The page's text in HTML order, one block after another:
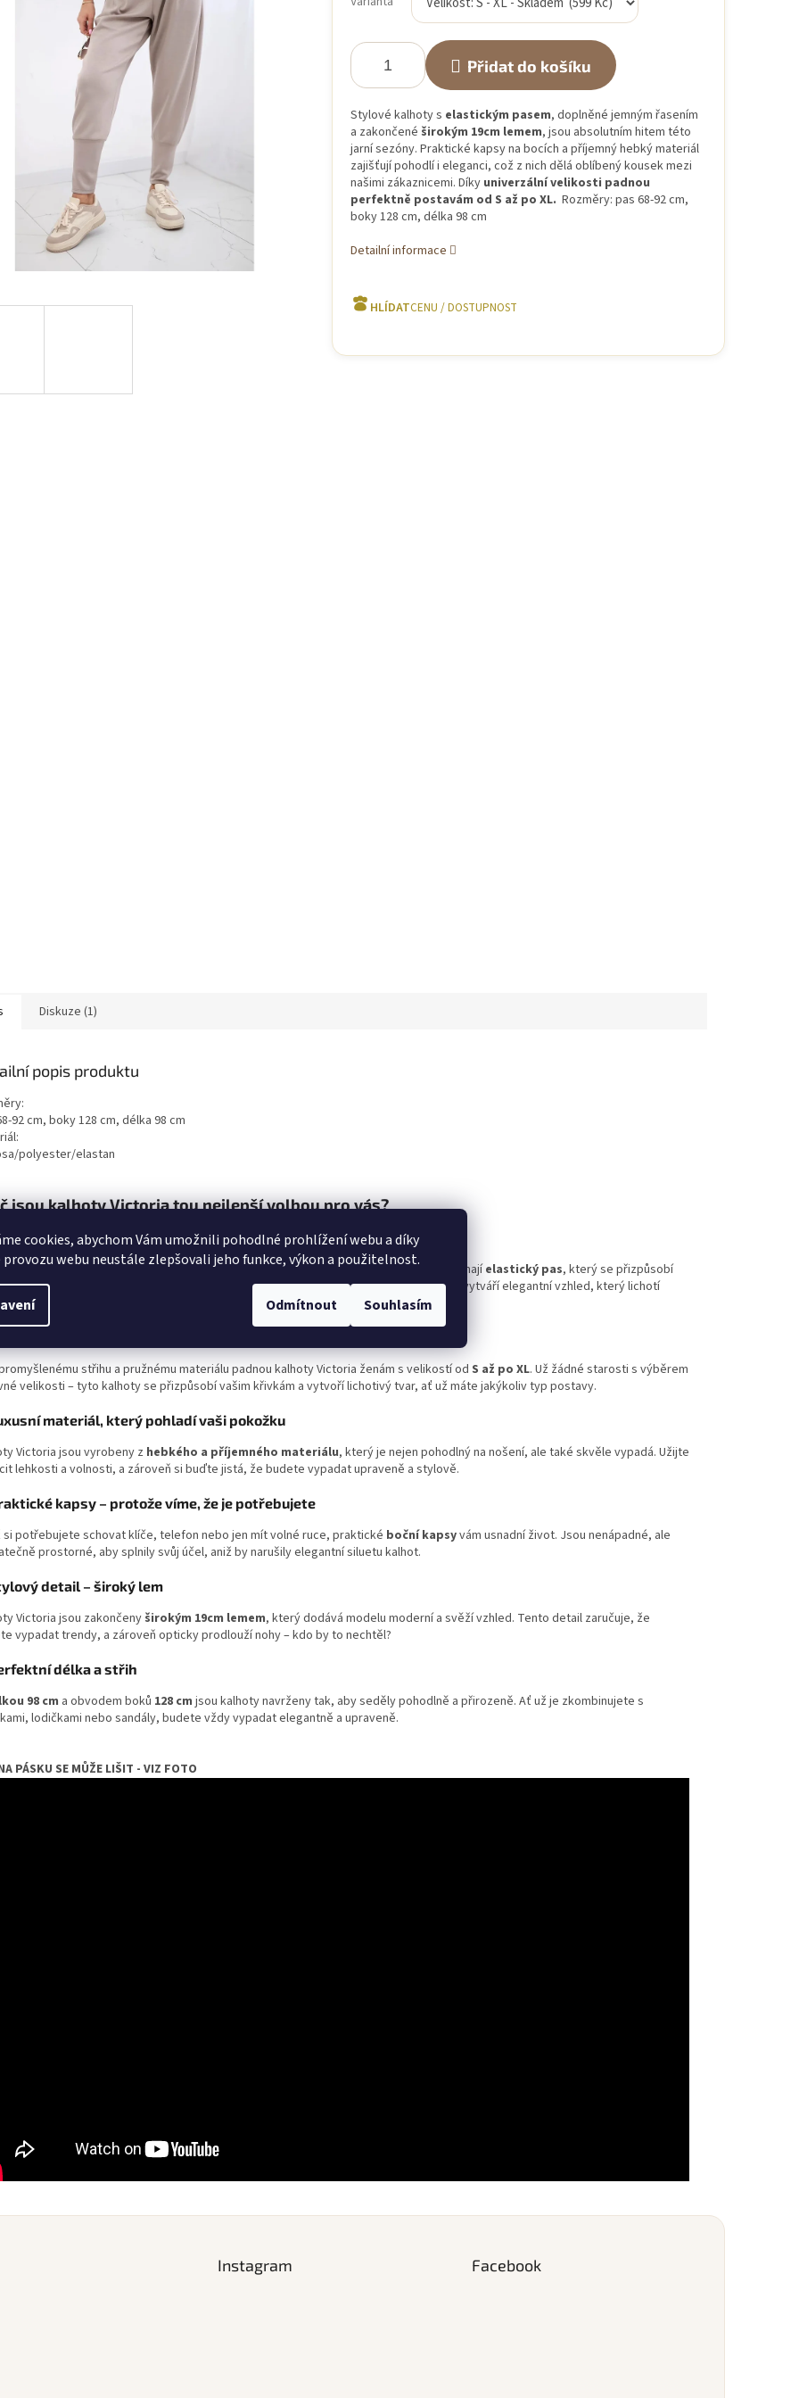
cookies, abychom Vám umožnili pohodlné prohlížení webu a díky
provozu webu neustále zlepšovali jeho funkce, výkon a použitelnost.
Odmítnout Souhlasím
Přidat do košíku
Stylové kalhoty s elastickým pasem, doplněné jemným řasením
a zakončené širokým 19cm lemem, jsou absolutním hitem této
jarní sezóny. Praktické kapsy na bocích a příjemný hebký materiál
zajišťují pohodlí i eleganci, což z nich dělá oblíbený kousek mezi
našimi zákaznicemi. Díky univerzální velikosti padnou
perfektně postavám od S až po XL. Rozměry: pas 68-92 cm,
boky 128 cm, délka 98 cm
Detailní informace
HLÍDAT
Diskuze (1)
popis produktu
92 cm, boky 128 cm, délka 98 cm
polyester/elastan
jsou kalhoty Victoria tou nejlepší volbou pro vás?
nade vše – elastický pas s jemným řasením
na nepohodlné kalhoty, které vás škrtí nebo omezují v pohybu. Kalhoty Victoria majíelastický pas, který se přizpůsobí
tělu a zajistí maximální pohodlí po celý den. Jemné řasení dodává kalhotům šmrnc a vytváří elegantní vzhled, který lichotí
postavě.
střihu a pružnému materiálu padnou kalhoty Victoria ženám s velikostí od S až po XL. Už žádné starosti s výběrem
velikosti – tyto kalhoty se přizpůsobí vašim křivkám a vytvoří lichotivý tvar, ať už máte jakýkoliv typ postavy.
materiál, který pohladí vaši pokožku
Victoria jsou vyrobeny z hebkého a příjemného materiálu, který je nejen pohodlný na nošení, ale také skvěle vypadá. Užijte
lehkosti a volnosti, a zároveň si buďte jistá, že budete vypadat upraveně a stylově.
kapsy – protože víme, že je potřebujete
si potřebujete schovat klíče, telefon nebo jen mít volné ruce, praktické boční kapsyvám usnadní život. Jsou nenápadné, ale
prostorné, aby splnily svůj účel, aniž by narušily elegantní siluetu kalhot.
detail – široký lem
Victoria jsou zakončenyširokým 19cm lemem, který dodává modelu moderní a svěží vzhled. Tento detail zaručuje, že
vypadat trendy, a zároveň opticky prodlouží nohy – kdo by to nechtěl?
délka a střih
98 cm a obvodem boků 128 cm jsou kalhoty navrženy tak, aby seděly pohodlně a přirozeně. Ať už je zkombinujete s
lodičkami nebo sandály, budete vždy vypadat elegantně a upraveně.
PÁSKU SE MŮŽE LIŠIT - VIZ FOTO
Instagram Facebook